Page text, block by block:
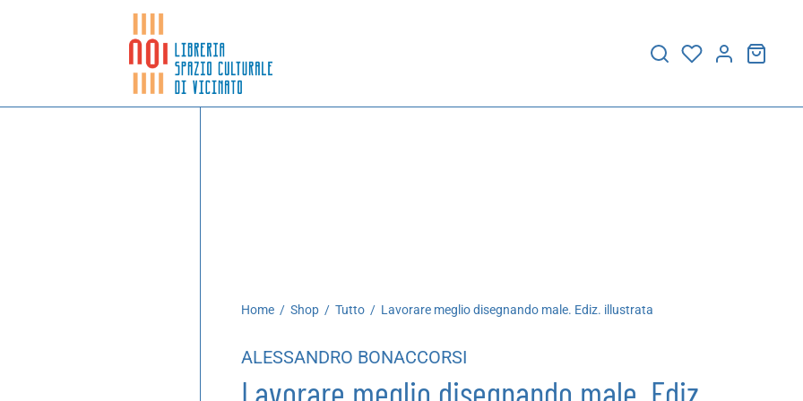
Home / Shop / Tutto / Lavorare meglio disegnando male. Ediz. illustrata
ALESSANDRO BONACCORSI
Lavorare meglio disegnando male. Ediz.